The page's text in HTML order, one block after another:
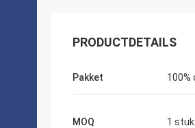
PRODUCTDETAILS
Pakket 100%
MOQ 1 stuk